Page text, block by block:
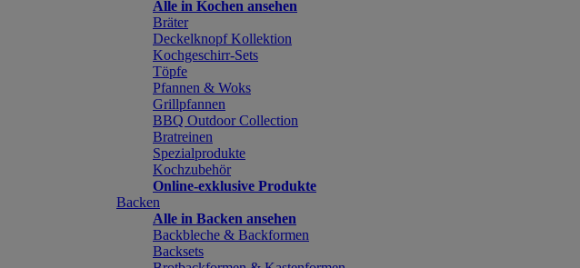
Alle in Kochen ansehen
Bräter
Deckelknopf Kollektion
Kochgeschirr-Sets
Töpfe
Pfannen & Woks
Grillpfannen
BBQ Outdoor Collection
Bratreinen
Spezialprodukte
Kochzubehör
Online-exklusive Produkte
Backen
Alle in Backen ansehen
Backbleche & Backformen
Backsets